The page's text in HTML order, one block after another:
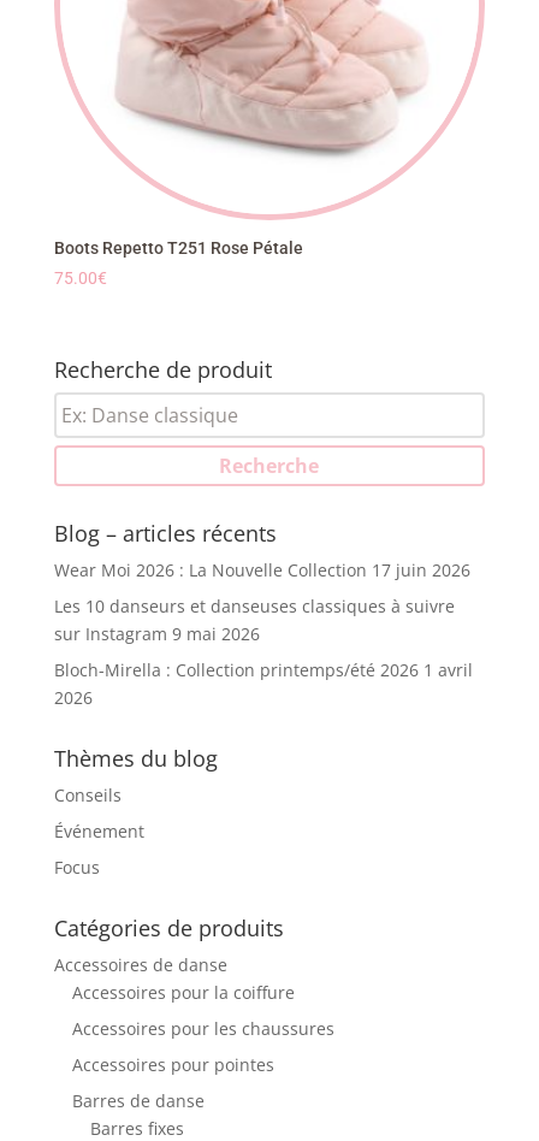
Boots Repetto T251 Rose Pétale
75.00€
Recherche de produit
Recherche
pour :
Recherche
Blog – articles récents
Wear Moi 2026 : La Nouvelle Collection 17 juin 2026
Les 10 danseurs et danseuses classiques à suivre
sur Instagram 9 mai 2026
Bloch-Mirella : Collection printemps/été 2026 1 avril
2026
Thèmes du blog
Conseils
Événement
Focus
Catégories de produits
Accessoires de danse
Accessoires pour la coiffure
Accessoires pour les chaussures
Accessoires pour pointes
Barres de danse
Barres fixes